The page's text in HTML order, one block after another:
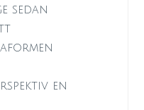
sedan
en